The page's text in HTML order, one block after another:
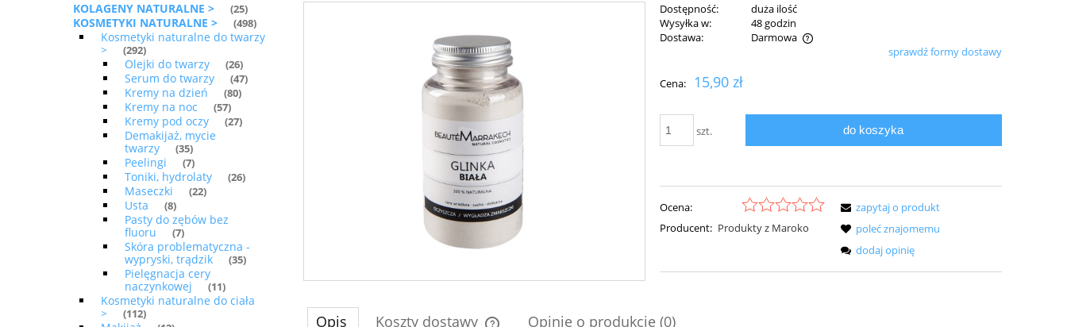
KOLAGENY NATURALNE > (25)
KOSMETYKI NATURALNE > (498)
Kosmetyki naturalne do twarzy
>
(292)
Olejki do twarzy (26)
Serum do twarzy (47)
Kremy na dzień (80)
Kremy na noc (57)
Kremy pod oczy (27)
Demakijaż, mycie
twarzy
(35)
Peelingi (7)
Toniki, hydrolaty (26)
Maseczki (22)
Usta (8)
Pasty do zębów bez
fluoru
(7)
Skóra problematyczna -
wypryski, trądzik
(35)
Pielęgnacja cery
naczynkowej
(11)
Kosmetyki naturalne do ciała
>
(112)
Dostępność:
duża ilość
Wysyłka w:
48 godzin
Dostawa:
Darmowa
sprawdź formy dostawy
Cena: 15,90 zł
szt. do koszyka
Ocena:
Producent: Produkty z Maroko
zapytaj o produkt
poleć znajomemu
dodaj opinię
Opis Koszty dostawy Opinie o produkcie (0)